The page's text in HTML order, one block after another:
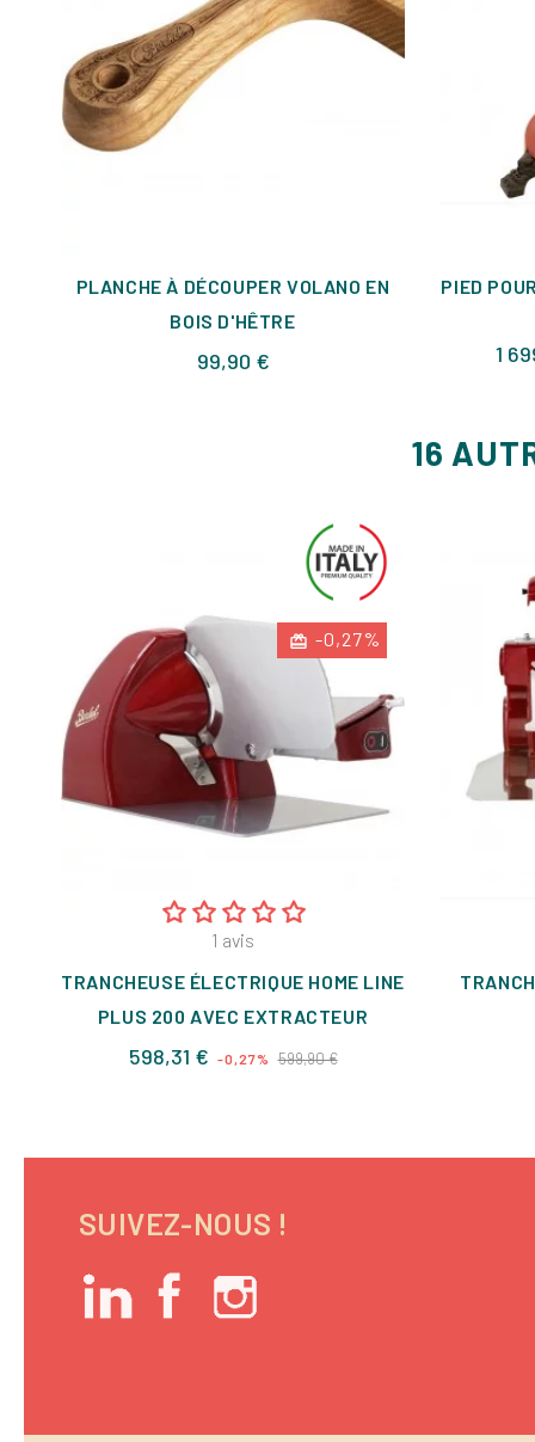
PLANCHE À DÉCOUPER VOLANO EN
BOIS D'HÊTRE
99,90 €Prix
PIED
1
16
-0,27%
1 avis
TRANCHEUSE ÉLECTRIQUE HOME LINE
PLUS 200 AVEC EXTRACTEUR
598,31 € Prix
-0,27% 599,90 €Prix
SUIVEZ-NOUS !